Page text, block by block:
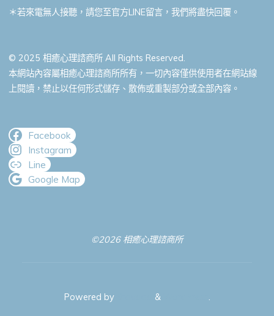
＊若來電無人接聽，請您至官方LINE留言，我們將盡快回覆。
© 2025 相癒心理諮商所 All Rights Reserved.
本網站內容屬相癒心理諮商所所有，一切內容僅供使用者在網站線
上閱讀，禁止以任何形式儲存、散佈或重製部分或全部內容。
Facebook
Instagram
Line
Google Map
©2026 相癒心理諮商所
Powered byBravada & .